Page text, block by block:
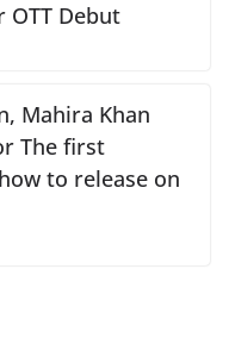
OTT Debut
Mahira Khan
The first
to release on